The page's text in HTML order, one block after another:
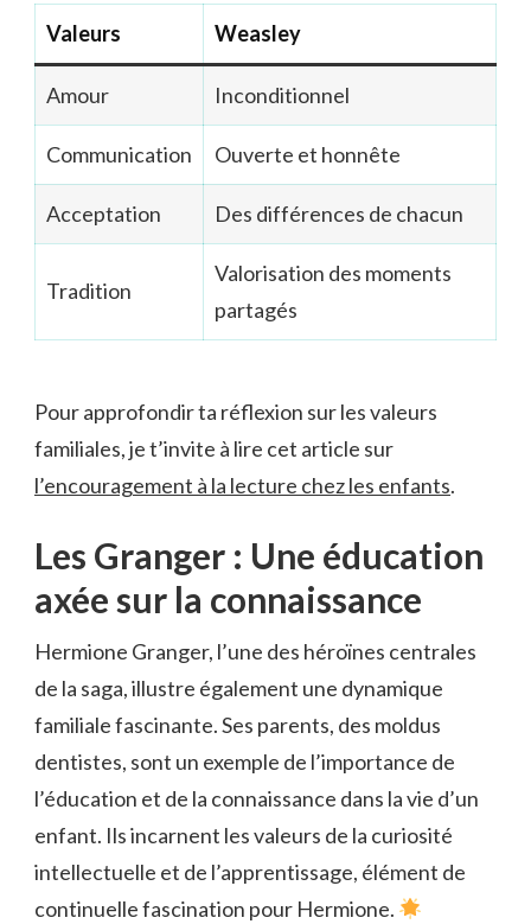
Valeurs Weasley
Amour Inconditionnel
Communication Ouverte et honnête
Acceptation Des différences de chacun
Tradition
Valorisation des moments
partagés
Pour approfondir ta réflexion sur les valeurs
familiales, je t’invite à lire cet article sur
l’encouragement à la lecture chez les enfants.
Les Granger : Une éducation
axée sur la connaissance
Hermione Granger, l’une des héroïnes centrales
de la saga, illustre également une dynamique
familiale fascinante. Ses parents, des moldus
dentistes, sont un exemple de l’importance de
l’éducation et de la connaissance dans la vie d’un
enfant. Ils incarnent les valeurs de la curiosité
intellectuelle et de l’apprentissage, élément de
continuelle fascination pour Hermione.